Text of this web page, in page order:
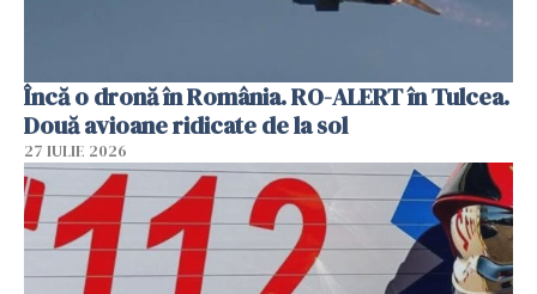
Încă o dronă în România. RO-ALERT în Tulcea.
Două avioane ridicate de la sol
27 IULIE 2026